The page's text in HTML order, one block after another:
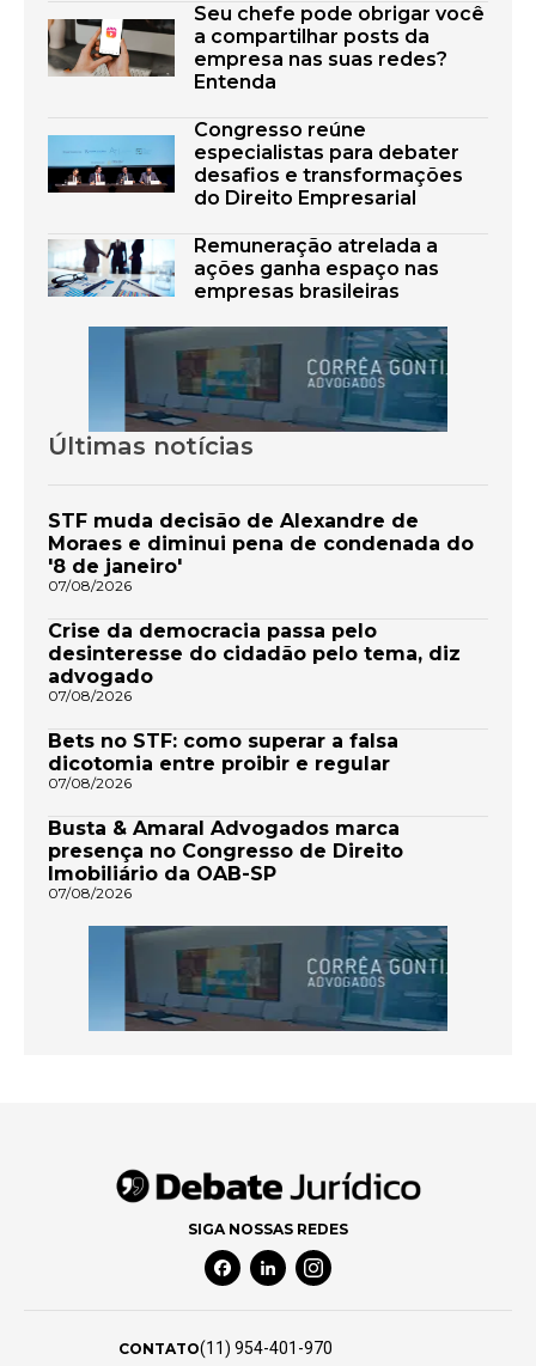
Seu chefe pode obrigar você
a compartilhar posts da
empresa nas suas redes?
Entenda
Congresso reúne
especialistas para debater
desafios e transformações
do Direito Empresarial
Remuneração atrelada a
ações ganha espaço nas
empresas brasileiras
Últimas notícias
STF muda decisão de Alexandre de
Moraes e diminui pena de condenada do
'8 de janeiro'
07/08/2026
Crise da democracia passa pelo
desinteresse do cidadão pelo tema, diz
advogado
07/08/2026
Bets no STF: como superar a falsa
dicotomia entre proibir e regular
07/08/2026
Busta & Amaral Advogados marca
presença no Congresso de Direito
Imobiliário da OAB-SP
07/08/2026
SIGA NOSSAS REDES
Facebook Social Media
Linkedin Social Media
Instagram Social Media
CONTATO(11) 954-401-970